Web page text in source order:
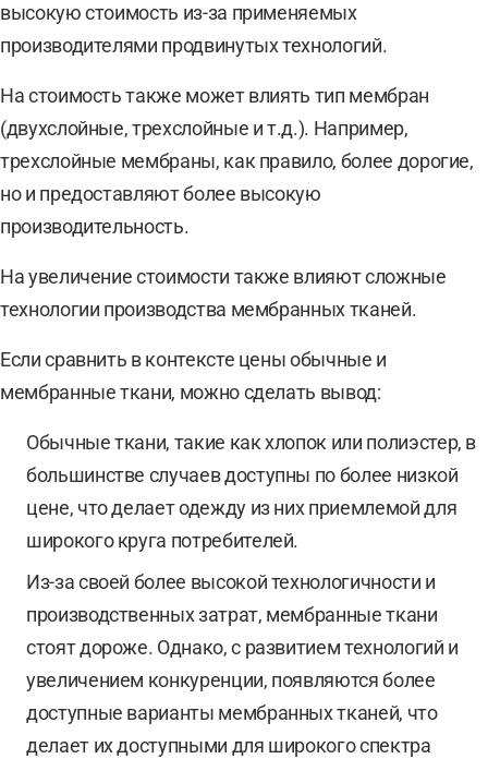
высокую стоимость из-за применяемых
производителями продвинутых технологий.
На стоимость также может влиять тип мембран
(двухслойные, трехслойные и т.д.). Например,
трехслойные мембраны, как правило, более дорогие,
но и предоставляют более высокую
производительность.
На увеличение стоимости также влияют сложные
технологии производства мембранных тканей.
Если сравнить в контексте цены обычные и
мембранные ткани, можно сделать вывод:
Обычные ткани, такие как хлопок или полиэстер, в
большинстве случаев доступны по более низкой
цене, что делает одежду из них приемлемой для
широкого круга потребителей.
Из-за своей более высокой технологичности и
производственных затрат, мембранные ткани
стоят дороже. Однако, с развитием технологий и
увеличением конкуренции, появляются более
доступные варианты мембранных тканей, что
делает их доступными для широкого спектра